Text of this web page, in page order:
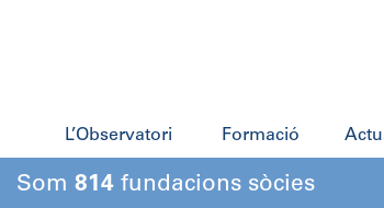
L’Observatori Formació
Som 814 fundacions sòcies